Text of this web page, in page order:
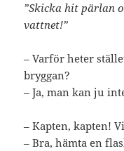
”Skicka hit pärlan
vattnet!”
– Varför heter
bryggan?
– Ja, man kan ju
– Kapten, kapten!
– Bra, hämta en